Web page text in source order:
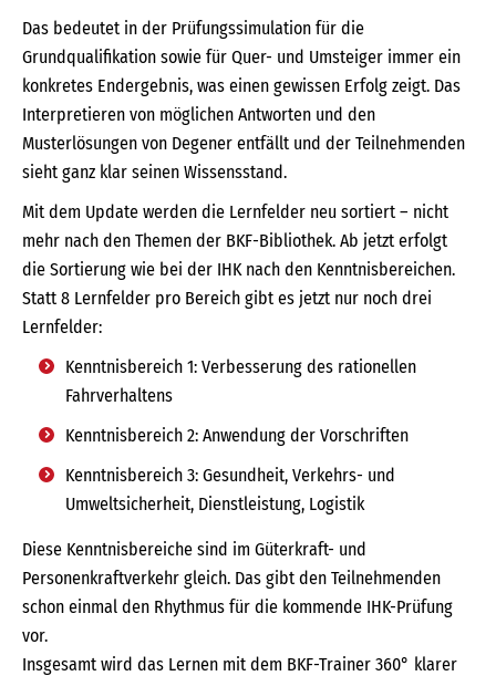
Das bedeutet in der Prüfungssimulation für die
Grundqualifikation sowie für Quer- und Umsteiger immer ein
konkretes Endergebnis, was einen gewissen Erfolg zeigt. Das
Interpretieren von möglichen Antworten und den
Musterlösungen von Degener entfällt und der Teilnehmenden
sieht ganz klar seinen Wissensstand.
Mit dem Update werden die Lernfelder neu sortiert – nicht
mehr nach den Themen der BKF-Bibliothek. Ab jetzt erfolgt
die Sortierung wie bei der IHK nach den Kenntnisbereichen.
Statt 8 Lernfelder pro Bereich gibt es jetzt nur noch drei
Lernfelder:
Kenntnisbereich 1: Verbesserung des rationellen
Fahrverhaltens
Kenntnisbereich 2: Anwendung der Vorschriften
Kenntnisbereich 3: Gesundheit, Verkehrs- und
Umweltsicherheit, Dienstleistung, Logistik
Diese Kenntnisbereiche sind im Güterkraft- und
Personenkraftverkehr gleich. Das gibt den Teilnehmenden
schon einmal den Rhythmus für die kommende IHK-Prüfung
vor.
Insgesamt wird das Lernen mit dem BKF-Trainer 360° klarer